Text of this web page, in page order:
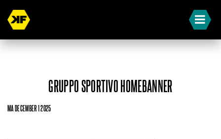
GRUPPO SPORTIVO HOMEBANNER
MA DECEMBER 1 2025